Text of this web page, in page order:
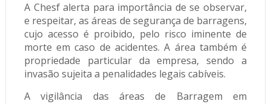
A Chesf alerta para importância de se observar,
e respeitar, as áreas de segurança de barragens,
cujo acesso é proibido, pelo risco iminente de
morte em caso de acidentes. A área também é
propriedade particular da empresa, sendo a
invasão sujeita a penalidades legais cabíveis.
A vigilância das áreas de Barragem em